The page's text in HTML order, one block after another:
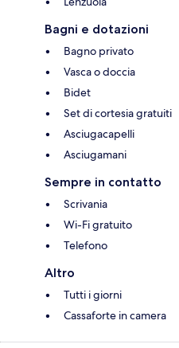
Bagni e dotazioni
Bagno privato
Vasca o doccia
Bidet
Set di cortesia gratuiti
Asciugacapelli
Asciugamani
Sempre in contatto
Scrivania
Wi-Fi gratuito
Telefono
Altro
Tutti i giorni
Cassaforte in camera